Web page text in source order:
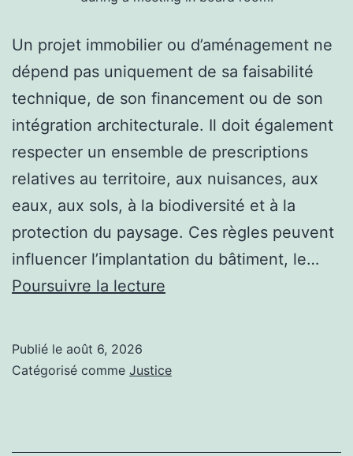
Un projet immobilier ou d’aménagement ne
dépend pas uniquement de sa faisabilité
technique, de son financement ou de son
intégration architecturale. Il doit également
respecter un ensemble de prescriptions
relatives au territoire, aux nuisances, aux
eaux, aux sols, à la biodiversité et à la
protection du paysage. Ces règles peuvent
influencer l’implantation du bâtiment, le…
Poursuivre la lecture
spécialiste
Publié le août 6, 2026
Catégorisé comme Justice